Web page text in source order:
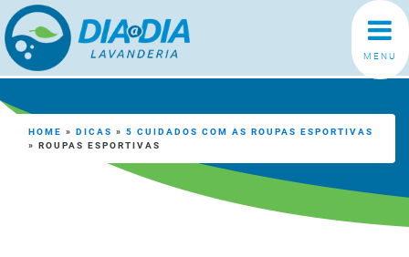
MENU
HOME » DICAS » 5 CUIDADOS COM AS ROUPAS ESPORTIVAS
» ROUPAS ESPORTIVAS